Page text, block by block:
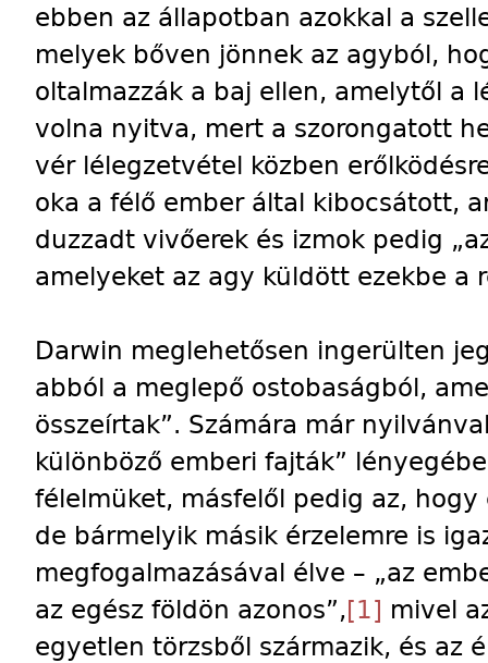
ebben az állapotban azokkal a
melyek bőven jönnek az agyból,
oltalmazzák a baj ellen, amelytől a
volna nyitva, mert a szorongatott
vér lélegzetvétel közben
oka a félő ember által kibocsátott,
duzzadt vivőerek és izmok pedig
amelyeket az agy küldött ezekbe a
Darwin meglehetősen ingerülten
abból a meglepő ostobaságból,
összeírtak”. Számára már
különböző emberi fajták”
félelmüket, másfelől pedig az,
de bármelyik másik érzelemre is
megfogalmazásával élve – „az
az egész földön azonos”,[1] mivel
egyetlen törzsből származik, és az